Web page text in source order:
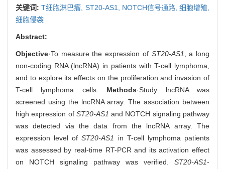
关键词:T细胞淋巴瘤, ST20-AS1, NOTCH信号通路, 细胞增殖,
细胞侵袭
Abstract:
Objective·To measure the expression of ST20-AS1 , a long
non-coding RNA (lncRNA) in patients with T-cell lymphoma,
and to explore its effects on the proliferation and invasion of
T-cell lymphoma cells. Methods·Study lncRNA was
screened using the lncRNA array. The association between
high expression ofST20-AS1 and NOTCH signaling pathway
was detected via the data from the lncRNA array. The
expression level ofST20-AS1
in T-cell lymphoma patients
was assessed by real-time RT-PCR and its activation effect
on NOTCH signaling pathway was verified. ST20-AS1-